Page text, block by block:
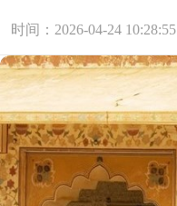
时间：2026-04-24 10:28:55